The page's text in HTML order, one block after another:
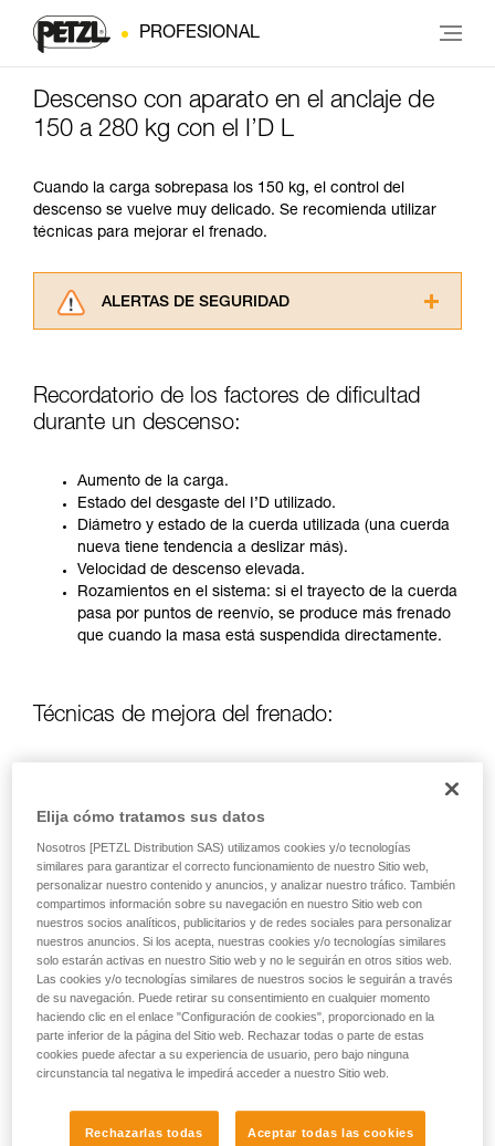
PROFESIONAL
Descenso con aparato en el anclaje de
150 a 280 kg con el I’D L
Cuando la carga sobrepasa los 150 kg, el control del
descenso se vuelve muy delicado. Se recomienda utilizar
técnicas para mejorar el frenado.
ALERTAS DE SEGURIDAD
consultarlo. Usted debe comprender la
información de la ficha técnica para poder
comprender este complemento informativo.
y un entrenamiento específico. Confirme a
través de un profesional su capacidad para
ejecutar estas técnicas, solo y con total
seguridad, antes de ejecutarlas de forma
autónoma.
Damos ejemplos de técnicas relacionadas con
su actividad. Pueden existir otras que no
describimos aquí.
Recordatorio de los factores de dificultad
durante un descenso:
Aumento de la carga.
Estado del desgaste del I’D utilizado.
Diámetro y estado de la cuerda utilizada (una cuerda
nueva tiene tendencia a deslizar más).
Velocidad de descenso elevada.
Rozamientos en el sistema: si el trayecto de la cuerda
pasa por puntos de reenvío, se produce más frenado
que cuando la masa está suspendida directamente.
Técnicas de mejora del frenado:
Nudo dinámico en un mosquetón de reenvío situado
en el anclaje.
Manipulación por dos operadores (únicamente con el
I’D antes de 2019).
PARA UNA MASA DE HASTA 280 KG TOTALMENTE EN EL
VACÍO SIN PUNTO DE REENVÍO:
Elija cómo tratamos sus datos
Nosotros [PETZL Distribution SAS) utilizamos cookies y/o tecnologías
similares para garantizar el correcto funcionamiento de nuestro Sitio web,
personalizar nuestro contenido y anuncios, y analizar nuestro tráfico. También
compartimos información sobre su navegación en nuestro Sitio web con
nuestros socios analíticos, publicitarios y de redes sociales para personalizar
nuestros anuncios. Si los acepta, nuestras cookies y/o tecnologías similares
solo estarán activas en nuestro Sitio web y no le seguirán en otros sitios web.
Las cookies y/o tecnologías similares de nuestros socios le seguirán a través
de su navegación. Puede retirar su consentimiento en cualquier momento
haciendo clic en el enlace "Configuración de cookies", proporcionado en la
parte inferior de la página del Sitio web. Rechazar todas o parte de estas
cookies puede afectar a su experiencia de usuario, pero bajo ninguna
circunstancia tal negativa le impedirá acceder a nuestro Sitio web.
Rechazarlas todas Aceptar todas las cookies